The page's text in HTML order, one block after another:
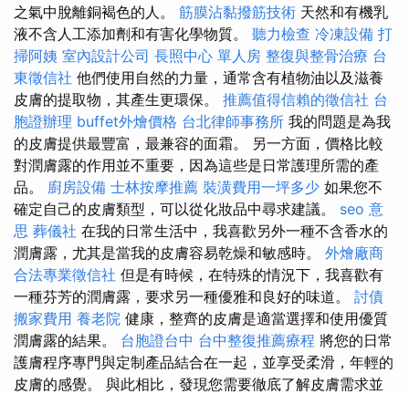
之氣中脫離銅褐色的人。 筋膜沾黏撥筋技術 天然和有機乳
液不含人工添加劑和有害化學物質。 聽力檢查 冷凍設備 打
掃阿姨 室內設計公司 長照中心 單人房 整復與整骨治療 台
東徵信社 他們使用自然的力量，通常含有植物油以及滋養
皮膚的提取物，其產生更環保。 推薦值得信賴的徵信社 台
胞證辦理 buffet外燴價格 台北律師事務所 我的問題是為我
的皮膚提供最豐富，最兼容的面霜。 另一方面，價格比較
對潤膚露的作用並不重要，因為這些是日常護理所需的產
品。 廚房設備 士林按摩推薦 裝潢費用一坪多少 如果您不
確定自己的皮膚類型，可以從化妝品中尋求建議。 seo 意
思 葬儀社 在我的日常生活中，我喜歡另外一種不含香水的
潤膚露，尤其是當我的皮膚容易乾燥和敏感時。 外燴廠商
合法專業徵信社 但是有時候，在特殊的情況下，我喜歡有
一種芬芳的潤膚露，要求另一種優雅和良好的味道。 討債
搬家費用 養老院 健康，整齊的皮膚是適當選擇和使用優質
潤膚露的結果。 台胞證台中 台中整復推薦療程 將您的日常
護膚程序專門與定制產品結合在一起，並享受柔滑，年輕的
皮膚的感覺。 與此相比，發現您需要徹底了解皮膚需求並